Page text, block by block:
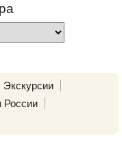
Экскурсии
России